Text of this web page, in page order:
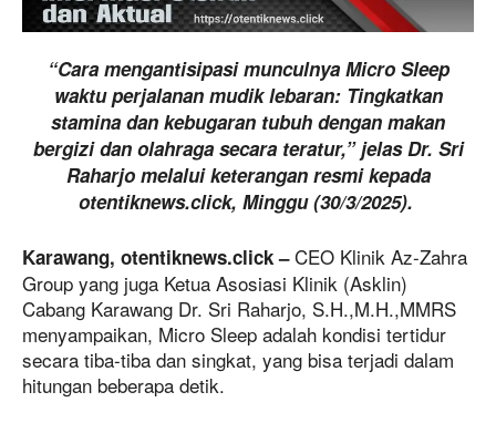
“Cara mengantisipasi munculnya Micro Sleep
waktu perjalanan mudik lebaran: Tingkatkan
stamina dan kebugaran tubuh dengan makan
bergizi dan olahraga secara teratur,” jelas Dr. Sri
Raharjo melalui keterangan resmi kepada
otentiknews.click, Minggu (30/3/2025).
Karawang, otentiknews.click –CEO Klinik Az-Zahra
Group yang juga Ketua Asosiasi Klinik (Asklin)
Cabang Karawang Dr. Sri Raharjo, S.H.,M.H.,MMRS
menyampaikan, Micro Sleep adalah kondisi tertidur
secara tiba-tiba dan singkat, yang bisa terjadi dalam
hitungan beberapa detik.